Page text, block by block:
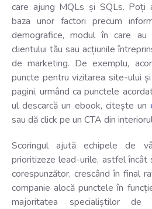
care ajung MQLs și SQLs. Poți
baza unor factori precum
demografice, modul în care
clientului tău sau acțiunile
de marketing. De exemplu,
puncte pentru vizitarea site-ului
pagini, urmând ca punctele
ul descarcă un ebook, citește un
sau dă click pe un CTA din
Scoringul ajută echipele de
prioritizeze lead-urile, astfel
corespunzător, crescând în final
companie alocă punctele în
majoritatea specialiștilor de